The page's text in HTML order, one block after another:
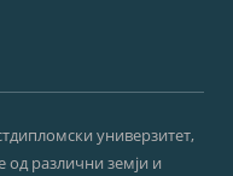
универзитет,
од различни земји и